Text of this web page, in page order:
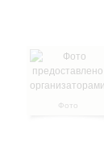
Фото